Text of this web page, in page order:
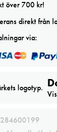
över 700 kr!
direkt från
via:
284600199